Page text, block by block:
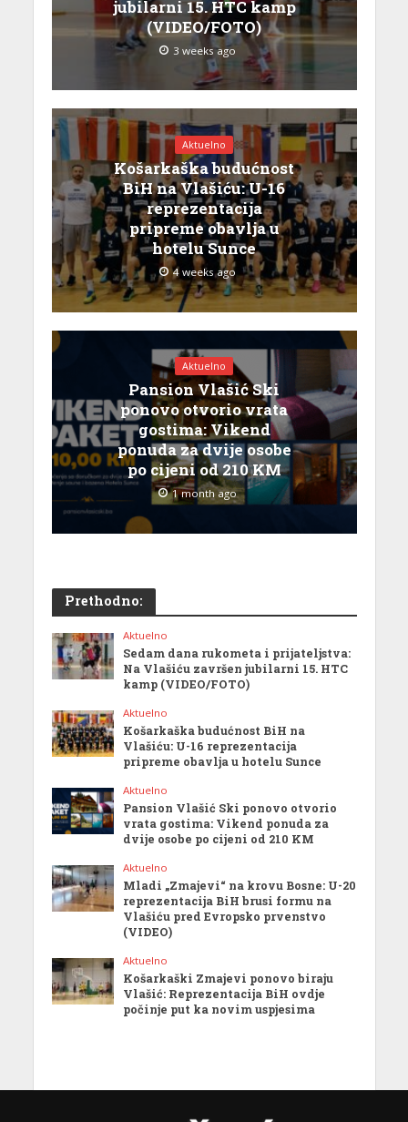
jubilarni 15. HTC kamp
(VIDEO/FOTO)
3 weeks ago
Aktuelno
Košarkaška budućnost
BiH na Vlašiću: U-16
reprezentacija
pripreme obavlja u
hotelu Sunce
4 weeks ago
Aktuelno
Pansion Vlašić Ski
ponovo otvorio vrata
gostima: Vikend
ponuda za dvije osobe
po cijeni od 210 KM
1 month ago
Prethodno:
Aktuelno
Sedam dana rukometa i prijateljstva:
Na Vlašiću završen jubilarni 15. HTC
kamp (VIDEO/FOTO)
Aktuelno
Košarkaška budućnost BiH na
Vlašiću: U-16 reprezentacija
pripreme obavlja u hotelu Sunce
Aktuelno
Pansion Vlašić Ski ponovo otvorio
vrata gostima: Vikend ponuda za
dvije osobe po cijeni od 210 KM
Aktuelno
Mladi „Zmajevi“ na krovu Bosne: U-20
reprezentacija BiH brusi formu na
Vlašiću pred Evropsko prvenstvo
(VIDEO)
Aktuelno
Košarkaški Zmajevi ponovo biraju
Vlašić: Reprezentacija BiH ovdje
počinje put ka novim uspjesima